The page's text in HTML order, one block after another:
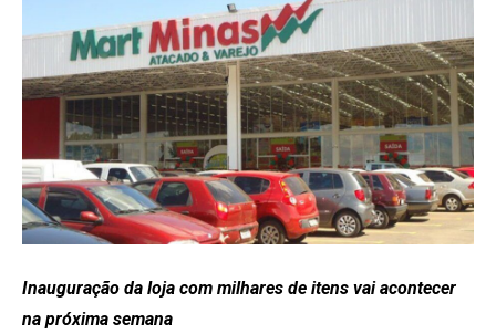
Inauguração da loja com milhares de itens vai acontecer
na próxima semana